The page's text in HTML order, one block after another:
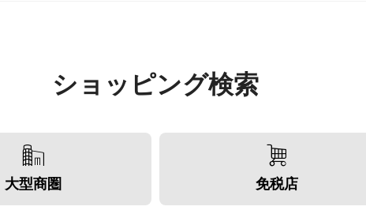
ショッピング検索
大型商圏 免税店